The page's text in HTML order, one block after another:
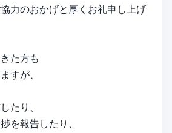
協力のおかげと厚くお礼申し上げ
た方も
すが、
たり、
を報告したり、